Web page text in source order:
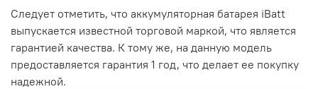
Следует отметить, что аккумуляторная батарея iBatt
выпускается известной торговой маркой, что является
гарантией качества. К тому же, на данную модель
предоставляется гарантия 1 год, что делает ее покупку
надежной.